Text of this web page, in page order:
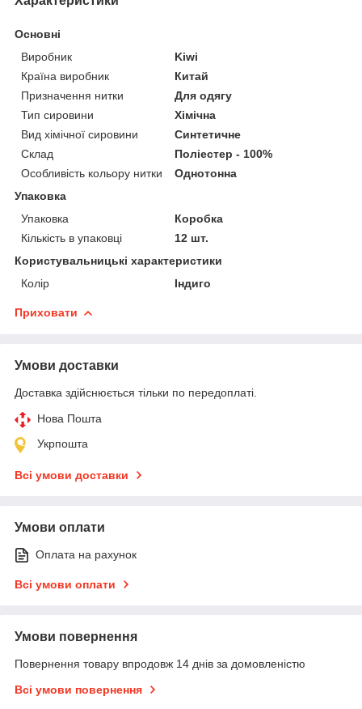
Основні
Виробник
Kiwi
Країна виробник
Китай
Призначення нитки
Для одягу
Тип сировини
Хімічна
Вид хімічної сировини
Синтетичне
Склад
Поліестер - 100%
Особливість кольору нитки
Однотонна
Упаковка
Упаковка
Коробка
Кількість в упаковці
12 шт.
Користувальницькі характеристики
Колір
Індиго
Приховати
Умови доставки
Доставка здійснюється тільки по передоплаті.
Нова Пошта
Укрпошта
Всі умови доставки
Умови оплати
Оплата на рахунок
Всі умови оплати
Умови повернення
Повернення товару впродовж 14 днів за домовленістю
Всі умови повернення